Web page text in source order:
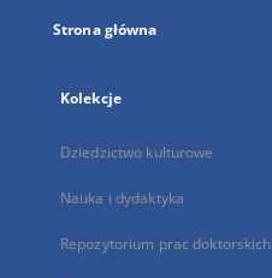
Strona główna
Kolekcje
Dziedzictwo kulturowe
Nauka i dydaktyka
Repozytorium prac doktorskich